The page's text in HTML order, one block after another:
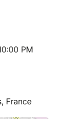
PM
France